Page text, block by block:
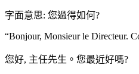
字面意思: 您過得如何?
“Bonjour, Monsieur le Directeur.
您好, 主任先生。您最近好嗎?